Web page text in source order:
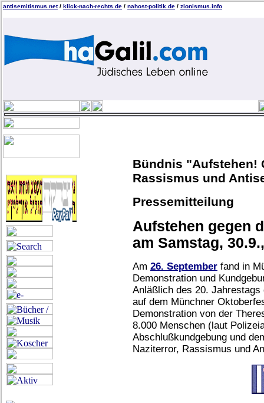
antisemitismus.net/ klick-nach-rechts.de / nahost-politik.de / zionismus.info
Bündnis "Aufstehen!
Rassismus und
Pressemitteilung
Aufstehen gegen
am Samstag,
Am 26. September fand in
Demonstration und
Anläßlich des 20.
auf dem Münchner
Demonstration von der
8.000 Menschen (laut
Abschlußkundgebung und
Naziterror, Rassismus und